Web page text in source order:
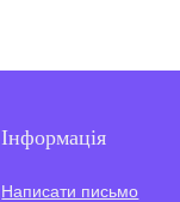
Інформація
Написати письмо